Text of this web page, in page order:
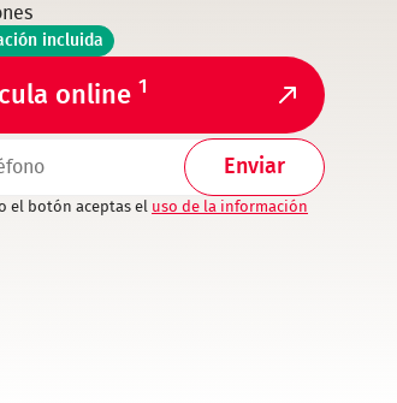
incluida
online 1
el botón aceptas el uso de la información